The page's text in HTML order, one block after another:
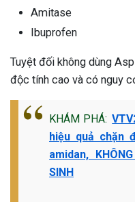
Amitase
Ibuprofen
Tuyệt đối không dùng
độc tính cao và có nguy
KHÁM PHÁ:
hiệu quả chặn
amidan,
SINH